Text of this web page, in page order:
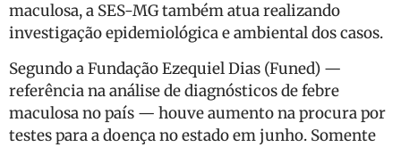
maculosa, a SES-MG também atua realizando
investigação epidemiológica e ambiental dos casos.
Segundo a Fundação Ezequiel Dias (Funed) —
referência na análise de diagnósticos de febre
maculosa no país — houve aumento na procura por
testes para a doença no estado em junho. Somente